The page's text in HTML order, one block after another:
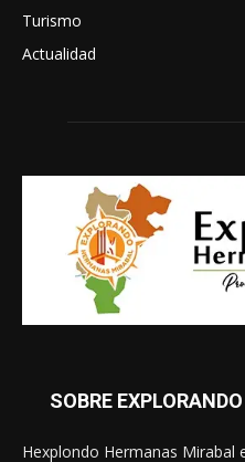
Turismo
Actualidad
SOBRE
Hexplondo Hermanas Mirabal